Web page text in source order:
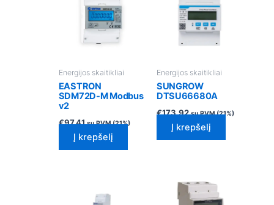
Energijos skaitikliai
EASTRON
SDM72D-M Modbus
v2
€97.41 su PVM (21%)
Į krepšelį
Energijos skaitikliai
SUNGROW
DTSU66680A
€173.92 su PVM (21%)
Į krepšelį